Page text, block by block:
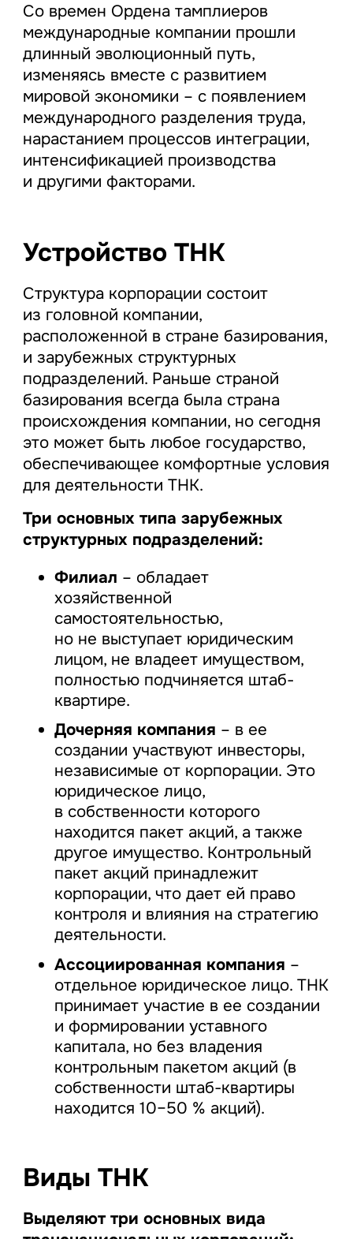
Со времен Ордена тамплиеров
международные компании прошли
длинный эволюционный путь,
изменяясь вместе с развитием
мировой экономики – с появлением
международного разделения труда,
нарастанием процессов интеграции,
интенсификацией производства
и другими факторами.
Устройство ТНК
Структура корпорации состоит
из головной компании,
расположенной в стране базирования,
и зарубежных структурных
подразделений. Раньше страной
базирования всегда была страна
происхождения компании, но сегодня
это может быть любое государство,
обеспечивающее комфортные условия
для деятельности ТНК.
Три основных типа зарубежных
структурных подразделений:
Филиал – обладает
хозяйственной
самостоятельностью,
но не выступает юридическим
лицом, не владеет имуществом,
полностью подчиняется штаб-
квартире.
Дочерняя компания – в ее
создании участвуют инвесторы,
независимые от корпорации. Это
юридическое лицо,
в собственности которого
находится пакет акций, а также
другое имущество. Контрольный
пакет акций принадлежит
корпорации, что дает ей право
контроля и влияния на стратегию
деятельности.
Ассоциированная компания –
отдельное юридическое лицо. ТНК
принимает участие в ее создании
и формировании уставного
капитала, но без владения
контрольным пакетом акций (в
собственности штаб-квартиры
находится 10–50 % акций).
Виды ТНК
Выделяют три основных вида